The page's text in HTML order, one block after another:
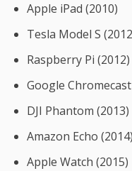
Apple iPad (2010)
Tesla Model S
Raspberry Pi (2012)
Google
DJI Phantom (2013)
Amazon Echo (2014)
Apple Watch (2015)